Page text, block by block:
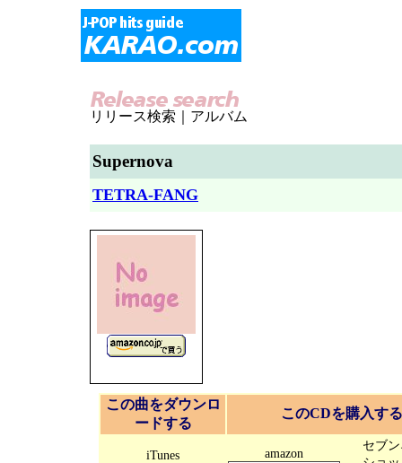
リリース検索｜アルバム
Supernova
TETRA-FANG
この曲をダウンロ
ードする
このCDを購入する
iTunes amazon
セブ